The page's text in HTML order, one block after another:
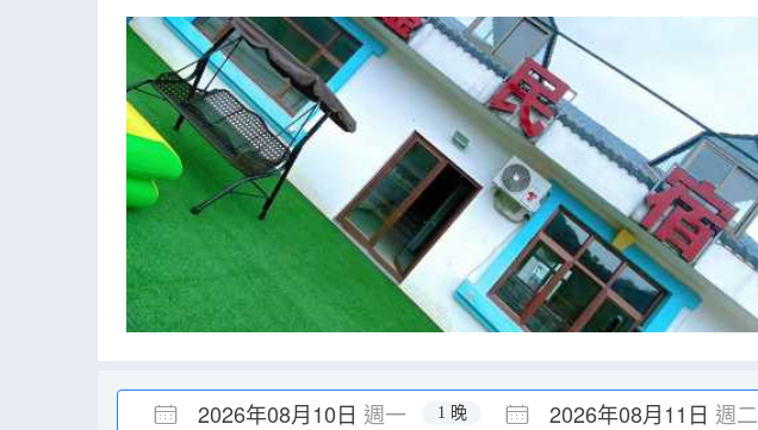
2026年08月10日 週一 2026年08月11日 週二
1 晚